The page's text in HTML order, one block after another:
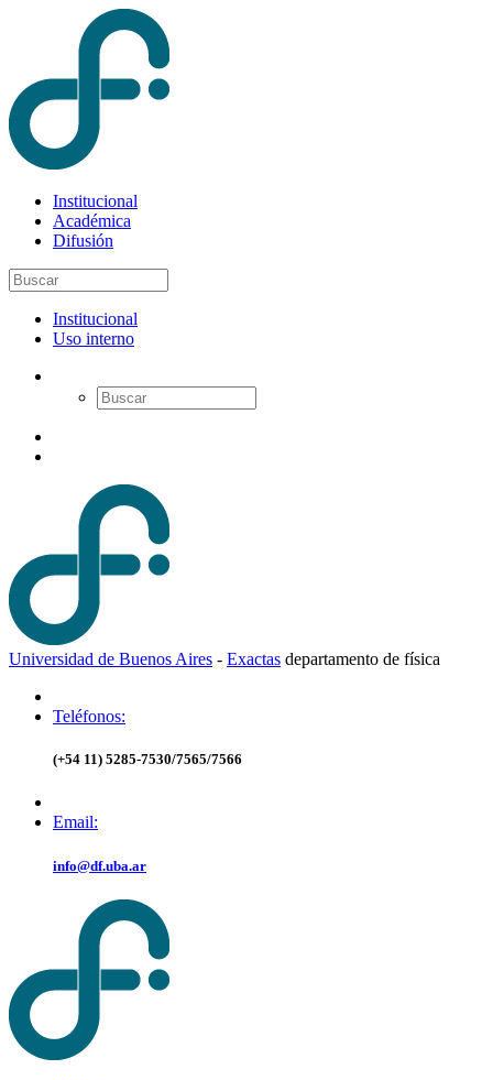
Institucional
Académica
Difusión
Institucional
Uso interno
Universidad de Buenos Aires - Exactas departamento de física
Teléfonos:
(+54 11) 5285-7530/7565/7566
Email:
info@df.uba.ar